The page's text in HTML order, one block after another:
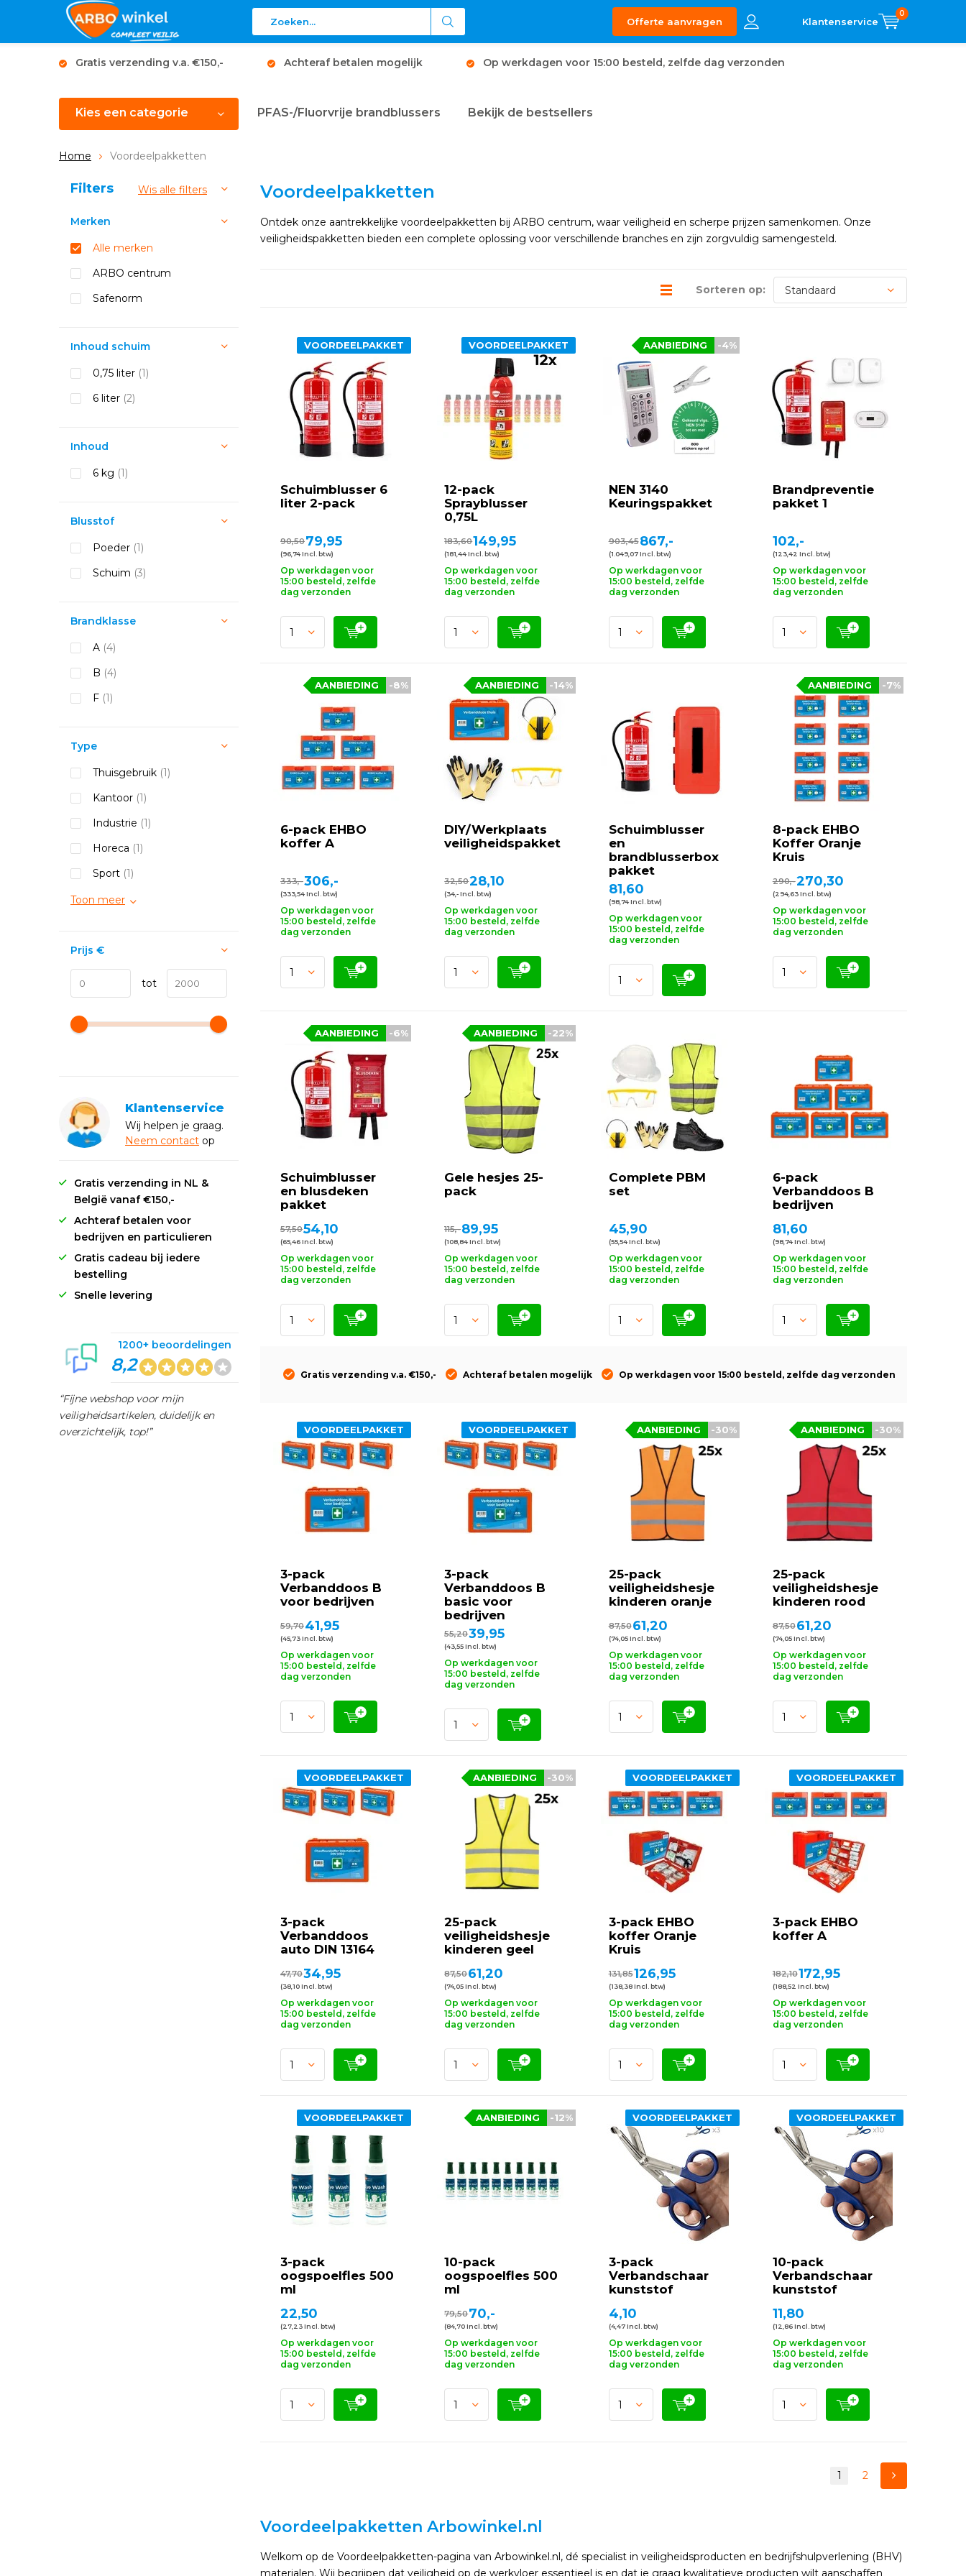
Offerte aanvragen
0
Gratis verzending v.a. €150,- Achteraf betalen mogelijk Op werkdagen voor 15:00 besteld, zelfde dag verzonden
Kies een categorie PFAS-/Fluorvrije brandblussers Bekijk de bestsellers
Home Voordeelpakketten
Voordeelpakketten
Ontdek onze aantrekkelijke voordeelpakketten bij ARBO centrum, waar veiligheid en scherpe prijzen samenkomen. Onze
veiligheidspakketten bieden een complete oplossing voor verschillende branches en zijn zorgvuldig samengesteld.
Sorteren op:
Schuimblusser 6
liter 2-pack
VOORDEELPAKKET
90,5079,95
(96,74 Incl. btw)
Op werkdagen voor
15:00 besteld, zelfde
dag verzonden
12-pack
Sprayblusser
0,75L
VOORDEELPAKKET
183,60149,95
(181,44 Incl. btw)
Op werkdagen voor
15:00 besteld, zelfde
dag verzonden
NEN 3140
Keuringspakket
-4%
AANBIEDING
903,45867,-
(1.049,07 Incl. btw)
Op werkdagen voor
15:00 besteld, zelfde
dag verzonden
Brandpreventie
pakket 1
102,-
(123,42 Incl. btw)
Op werkdagen voor
15:00 besteld, zelfde
dag verzonden
6-pack EHBO
koffer A
-8%
AANBIEDING
333,-306,-
(333,54 Incl. btw)
Op werkdagen voor
15:00 besteld, zelfde
dag verzonden
DIY/Werkplaats
veiligheidspakket
-14%
AANBIEDING
32,5028,10
(34,- Incl. btw)
Op werkdagen voor
15:00 besteld, zelfde
dag verzonden
Schuimblusser
en
brandblusserbox
pakket
81,60
(98,74 Incl. btw)
Op werkdagen voor
15:00 besteld, zelfde
dag verzonden
8-pack EHBO
Koffer Oranje
Kruis
-7%
AANBIEDING
290,-270,30
(294,63 Incl. btw)
Op werkdagen voor
15:00 besteld, zelfde
dag verzonden
Schuimblusser
en blusdeken
pakket
-6%
AANBIEDING
57,5054,10
(65,46 Incl. btw)
Op werkdagen voor
15:00 besteld, zelfde
dag verzonden
Gele hesjes 25-
pack
-22%
AANBIEDING
115,-89,95
(108,84 Incl. btw)
Op werkdagen voor
15:00 besteld, zelfde
dag verzonden
Complete PBM
set
45,90
(55,54 Incl. btw)
Op werkdagen voor
15:00 besteld, zelfde
dag verzonden
6-pack
Verbanddoos B
bedrijven
81,60
(98,74 Incl. btw)
Op werkdagen voor
15:00 besteld, zelfde
dag verzonden
Gratis verzending v.a. €150,- Achteraf betalen mogelijk Op werkdagen voor 15:00 besteld, zelfde dag verzonden
3-pack
Verbanddoos B
voor bedrijven
VOORDEELPAKKET
59,7041,95
(45,73 Incl. btw)
Op werkdagen voor
15:00 besteld, zelfde
dag verzonden
3-pack
Verbanddoos B
basic voor
bedrijven
VOORDEELPAKKET
55,2039,95
(43,55 Incl. btw)
Op werkdagen voor
15:00 besteld, zelfde
dag verzonden
25-pack
veiligheidshesje
kinderen oranje
-30%
AANBIEDING
87,5061,20
(74,05 Incl. btw)
Op werkdagen voor
15:00 besteld, zelfde
dag verzonden
25-pack
veiligheidshesje
kinderen rood
-30%
AANBIEDING
87,5061,20
(74,05 Incl. btw)
Op werkdagen voor
15:00 besteld, zelfde
dag verzonden
3-pack
Verbanddoos
auto DIN 13164
VOORDEELPAKKET
47,7034,95
(38,10 Incl. btw)
Op werkdagen voor
15:00 besteld, zelfde
dag verzonden
25-pack
veiligheidshesje
kinderen geel
-30%
AANBIEDING
87,5061,20
(74,05 Incl. btw)
Op werkdagen voor
15:00 besteld, zelfde
dag verzonden
3-pack EHBO
koffer Oranje
Kruis
VOORDEELPAKKET
131,85126,95
(138,38 Incl. btw)
Op werkdagen voor
15:00 besteld, zelfde
dag verzonden
3-pack EHBO
koffer A
VOORDEELPAKKET
182,10172,95
(188,52 Incl. btw)
Op werkdagen voor
15:00 besteld, zelfde
dag verzonden
3-pack
oogspoelfles 500
ml
VOORDEELPAKKET
22,50
(27,23 Incl. btw)
Op werkdagen voor
15:00 besteld, zelfde
dag verzonden
10-pack
oogspoelfles 500
ml
-12%
AANBIEDING
79,5070,-
(84,70 Incl. btw)
Op werkdagen voor
15:00 besteld, zelfde
dag verzonden
3-pack
Verbandschaar
kunststof
VOORDEELPAKKET
4,10
(4,47 Incl. btw)
Op werkdagen voor
15:00 besteld, zelfde
dag verzonden
10-pack
Verbandschaar
kunststof
VOORDEELPAKKET
11,80
(12,86 Incl. btw)
Op werkdagen voor
15:00 besteld, zelfde
dag verzonden
1 2
Voordeelpakketten Arbowinkel.nl
Welkom op de Voordeelpakketten-pagina van Arbowinkel.nl, dé specialist in veiligheidsproducten en bedrijfshulpverlening (BHV)
materialen. Wij begrijpen dat veiligheid op de werkvloer essentieel is en dat je graag kwalitatieve producten wilt aanschaffen
Sorteren op:
Filters Wis alle filters
Merken
Alle merken
ARBO centrum
Safenorm
Inhoud schuim
0,75 liter (1)
6 liter (2)
Inhoud
6 kg (1)
Blusstof
Poeder (1)
Schuim (3)
Brandklasse
A (4)
B (4)
F (1)
Type
Thuisgebruik (1)
Kantoor (1)
Industrie (1)
Horeca (1)
Sport (1)
Toon meer
Prijs €
tot
Klantenservice
Wij helpen je graag.
Neem contact op
Gratis verzending in NL &
België vanaf €150,-
Achteraf betalen voor
bedrijven en particulieren
Gratis cadeau bij iedere
bestelling
Snelle levering
8,2
1200+ beoordelingen
“Fijne webshop voor mijn
veiligheidsartikelen, duidelijk en
overzichtelijk, top!”